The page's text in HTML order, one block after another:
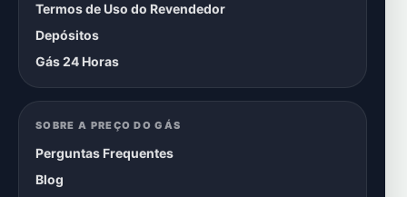
Termos de Uso do Revendedor
Depósitos
Gás 24 Horas
SOBRE A PREÇO DO GÁS
Perguntas Frequentes
Blog